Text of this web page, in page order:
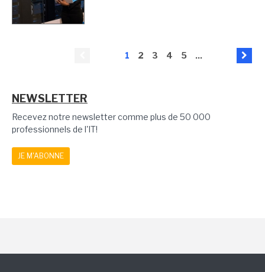
1 2 3 4 5 ...
NEWSLETTER
Recevez notre newsletter comme plus de 50 000
professionnels de l'IT!
JE M'ABONNE